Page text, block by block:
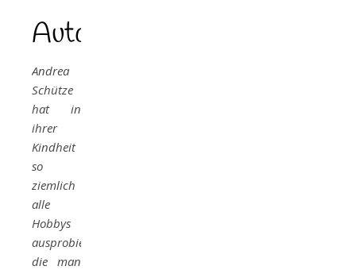
Autor
Andrea
Schütze
hat in
ihrer
Kindheit
so
ziemlich
alle
Hobbys
ausprobiert,
die man